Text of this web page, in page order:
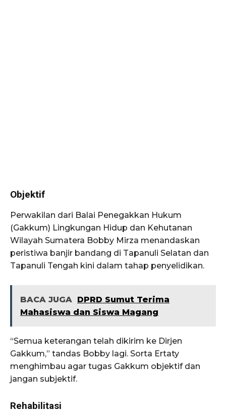
Objektif
Perwakilan dari Balai Penegakkan Hukum
(Gakkum) Lingkungan Hidup dan Kehutanan
Wilayah Sumatera Bobby Mirza menandaskan
peristiwa banjir bandang di Tapanuli Selatan dan
Tapanuli Tengah kini dalam tahap penyelidikan.
BACA JUGA
DPRD Sumut Terima
Mahasiswa dan Siswa Magang
“Semua keterangan telah dikirim ke Dirjen
Gakkum,” tandas Bobby lagi. Sorta Ertaty
menghimbau agar tugas Gakkum objektif dan
jangan subjektif.
Rehabilitasi